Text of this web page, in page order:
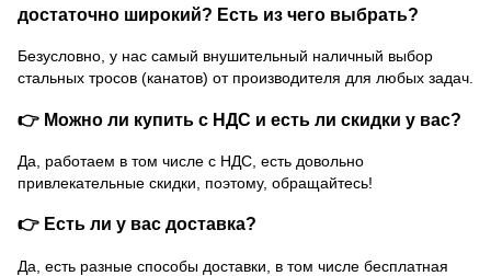
достаточно широкий? Есть из чего выбрать?
Безусловно, у нас самый внушительный наличный выбор
стальных тросов (канатов) от производителя для любых задач.
👉 Можно ли купить с НДС и есть ли скидки у вас?
Да, работаем в том числе с НДС, есть довольно
привлекательные скидки, поэтому, обращайтесь!
👉 Есть ли у вас доставка?
Да, есть разные способы доставки, в том числе бесплатная